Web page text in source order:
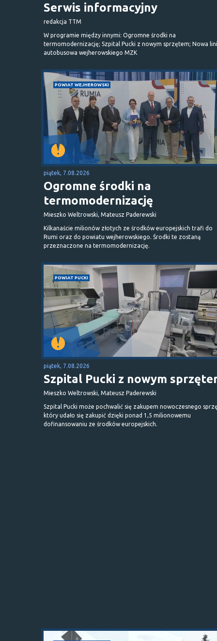
Serwis informacyjny
redakcja TTM
W programie między innymi: Ogromne środki na
termomodernizację; Szpital Pucki z nowym sprzętem; Nowa
autobusowa wejherowskiego MZK
POWIAT WEJHEROWSKI
piątek, 7.08.2026
Ogromne środki na
termomodernizację
Mieszko Weltrowski, Mateusz Paderewski
Kilkanaście milionów złotych ze środków europejskich trafi do
Rumi oraz do powiatu wejherowskiego. Środki te zostaną
przeznaczone na termomodernizację.
POWIAT PUCKI
piątek, 7.08.2026
Szpital Pucki z nowym
Mieszko Weltrowski, Mateusz Paderewski
Szpital Pucki może pochwalić się zakupem nowoczesnego
który udało się zakupić dzięki ponad 1,5 milionowemu
dofinansowaniu ze środków europejskich.